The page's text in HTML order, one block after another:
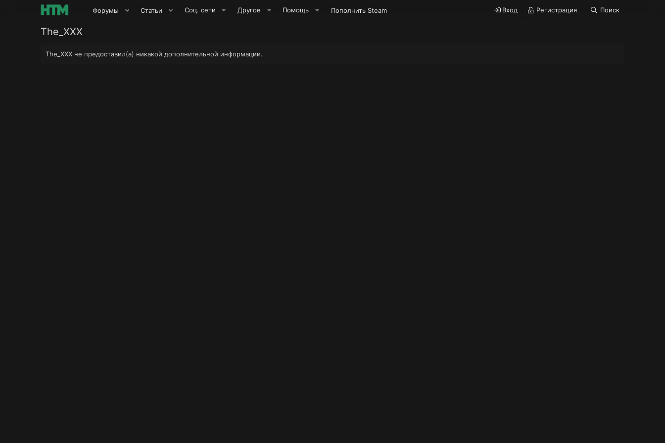
Форумы Статьи Соц. сети Другое Помощь Пополнить Steam Вход Регистрация Поиск
The_XXX
The_XXX не предоставил(а) никакой дополнительной информации.